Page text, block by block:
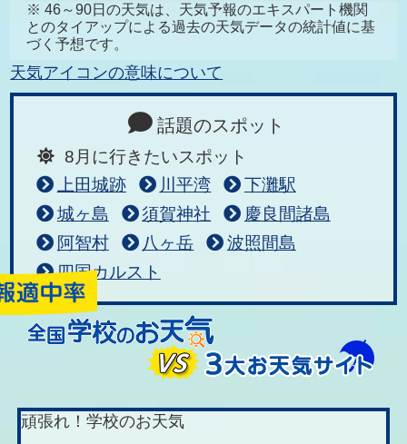
※ 46～90日の天気は、天気予報のエキスパート機関
とのタイアップによる過去の天気データの統計値に基
づく予想です。
天気アイコンの意味について
話題のスポット
8月に行きたいスポット
上田城跡
川平湾
下灘駅
城ヶ島
須賀神社
慶良間諸島
阿智村
八ヶ岳
波照間島
四国カルスト
頑張れ！学校のお天気